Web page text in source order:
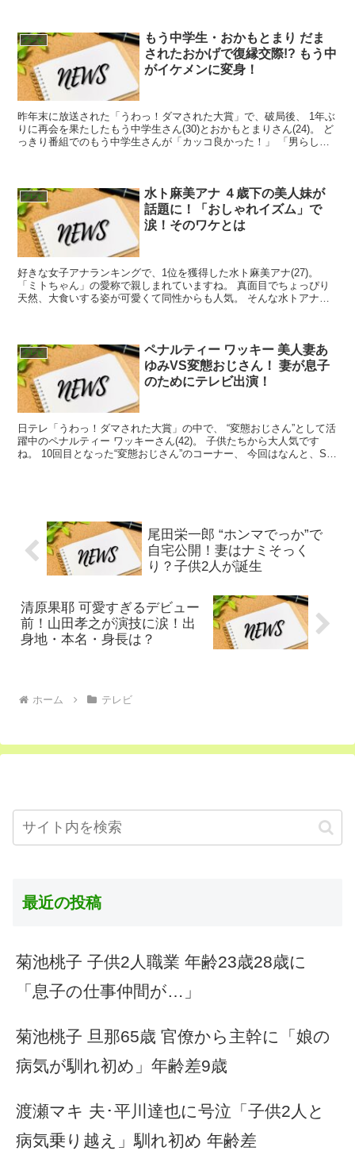
テレビ
もう中学生・おかもとまり だま
されたおかげで復縁交際!? もう中
がイケメンに変身！
昨年末に放送された「うわっ！ダマされた大賞」で、破局後、 1年ぶ
りに再会を果たしたもう中学生さん(30)とおかもとまりさん(24)。 ど
っきり番組でのもう中学生さんが「カッコ良かった！」 「男らし
テレビ
水ト麻美アナ ４歳下の美人妹が
話題に！「おしゃれイズム」で
涙！そのワケとは
好きな女子アナランキングで、1位を獲得した水ト麻美アナ(27)。
「ミトちゃん」の愛称で親しまれていますね。 真面目でちょっぴり
天然、大食いする姿が可愛くて同性からも人気。 そんな水トアナが4
テレビ
ペナルティー ワッキー 美人妻あ
ゆみVS変態おじさん！ 妻が息子
のためにテレビ出演！
日テレ「うわっ！ダマされた大賞」の中で、 “変態おじさん”として活
躍中のペナルティー ワッキーさん(42)。 子供たちから大人気です
ね。 10回目となった“変態おじさん”のコーナー、 今回はなんと、SP
尾田栄一郎 “ホンマでっか”で
自宅公開！妻はナミそっく
り？子供2人が誕生
清原果耶 可愛すぎるデビュー
前！山田孝之が演技に涙！出
身地・本名・身長は？
ホーム テレビ
最近の投稿
菊池桃子 子供2人職業 年齢23歳28歳に
「息子の仕事仲間が…」
菊池桃子 旦那65歳 官僚から主幹に「娘の
病気が馴れ初め」年齢差9歳
渡瀬マキ 夫･平川達也に号泣「子供2人と
病気乗り越え」馴れ初め 年齢差